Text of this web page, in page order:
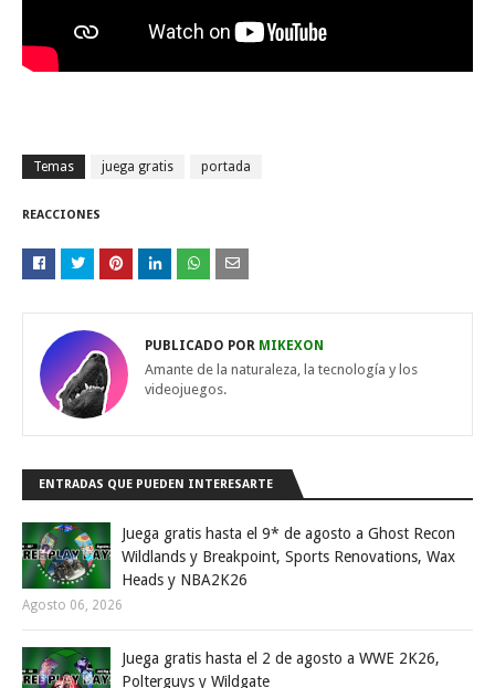
Temas juega gratis portada
REACCIONES
PUBLICADO POR MIKEXON
Amante de la naturaleza, la tecnología y los
videojuegos.
ENTRADAS QUE PUEDEN INTERESARTE
Juega gratis hasta el 9* de agosto a Ghost Recon
Wildlands y Breakpoint, Sports Renovations, Wax
Heads y NBA2K26
Agosto 06, 2026
Juega gratis hasta el 2 de agosto a WWE 2K26,
Polterguys y Wildgate